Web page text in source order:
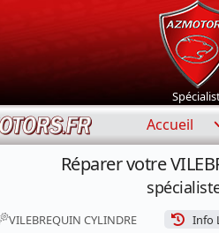
Accueil
Réparer votre
VILEBREQUIN CYLINDRE Info